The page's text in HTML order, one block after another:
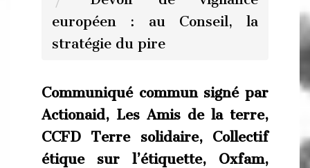
européen : au Conseil, la
stratégie du pire
Communiqué commun signé par
Actionaid, Les Amis de la terre,
CCFD Terre solidaire, Collectif
étique sur l’étiquette, Oxfam,